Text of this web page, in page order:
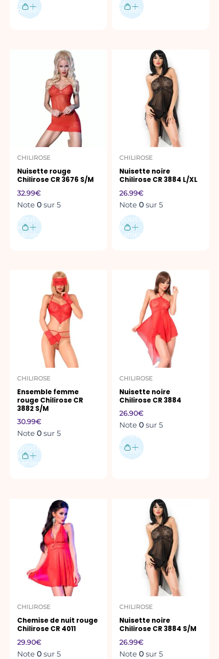
au
meilleur
prix
au
meilleur
prix
CHILIROSE
Nuisette rouge
Chilirose CR 3676 S/M
32.99€
Note 0 sur 5
Ajouter
au
panier
CHILIROSE
Nuisette noire
Chilirose CR 3884 L/XL
26.99€
Note 0 sur 5
Ajouter
au
panier
CHILIROSE
Ensemble femme
rouge Chilirose CR
3882 S/M
30.99€
Note 0 sur 5
Ajouter
au
panier
CHILIROSE
Nuisette noire
Chilirose CR 3884
26.90€
Note 0 sur 5
Acheter
au
meilleur
prix
plusieurs
variations.
options
peuvent
choisies
sur
la
page
du
produit
CHILIROSE
Chemise de nuit rouge
Chilirose CR 4011
29.90€
Note 0 sur 5
plusieurs
variations.
options
peuvent
choisies
sur
la
page
du
CHILIROSE
Nuisette noire
Chilirose CR 3884 S/M
26.99€
Note 0 sur 5